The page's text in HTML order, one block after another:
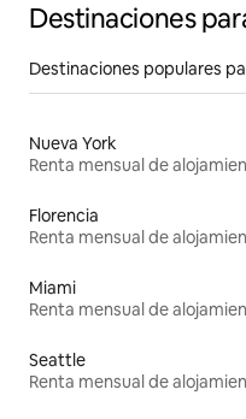
Destinaciones
Destinaciones populares
Nueva York
Florencia
Miami
Seattle